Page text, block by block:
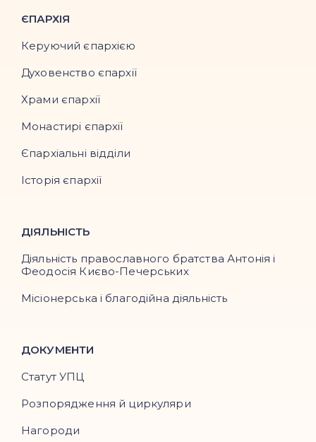
ЄПАРХІЯ
Керуючий єпархією
Духовенство єпархії
Храми єпархії
Монастирі єпархії
Єпархіальні відділи
Історія єпархії
ДІЯЛЬНІСТЬ
Діяльність православного братства Антонія і
Феодосія Києво-Печерських
Місіонерська і благодійна діяльність
ДОКУМЕНТИ
Статут УПЦ
Розпорядження й циркуляри
Нагороди